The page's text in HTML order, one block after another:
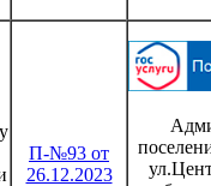
П-№93 от
26.12.2023